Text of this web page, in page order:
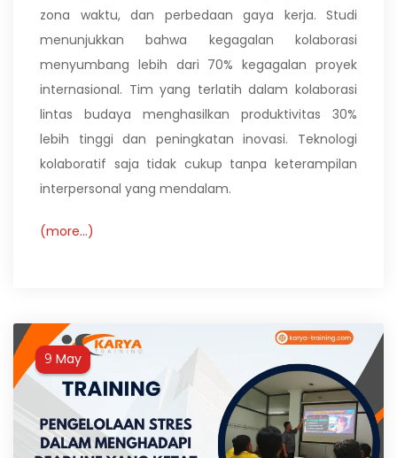
zona waktu, dan perbedaan gaya kerja. Studi
menunjukkan bahwa kegagalan kolaborasi
menyumbang lebih dari 70% kegagalan proyek
internasional. Tim yang terlatih dalam kolaborasi
lintas budaya menghasilkan produktivitas 30%
lebih tinggi dan peningkatan inovasi. Teknologi
kolaboratif saja tidak cukup tanpa keterampilan
interpersonal yang mendalam.
(more…)
9 May